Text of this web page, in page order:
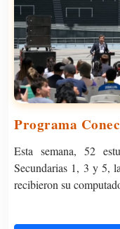
Programa
Esta semana, 52
Secundarias 1, 3 y 5,
recibieron su